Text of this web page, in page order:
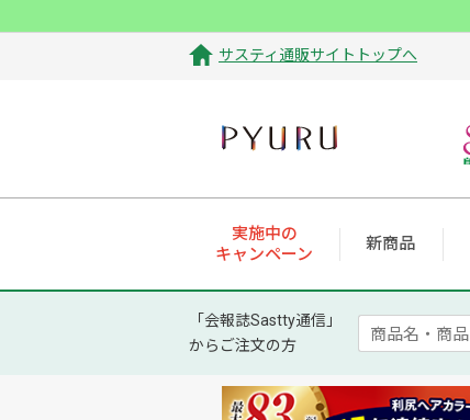
サスティ通販サイトトップへ
実施中の
キャンペーン
新商品
「会報誌Sastty通信」
からご注文の方